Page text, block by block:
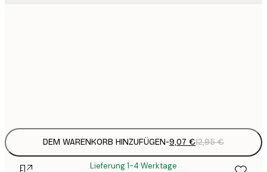
DEM WARENKORB HINZUFÜGEN-9,07 €12,95 €
Lieferung 1-4 Werktage